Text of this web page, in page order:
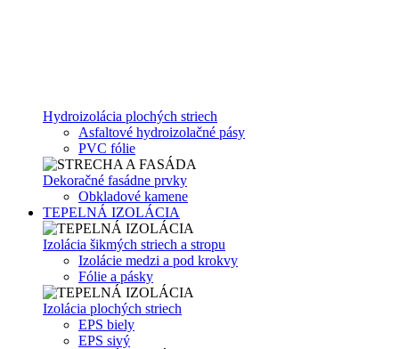
Hydroizolácia plochých striech
Asfaltové hydroizolačné pásy
PVC fólie
Dekoračné fasádne prvky
Obkladové kamene
TEPELNÁ IZOLÁCIA
Izolácia šikmých striech a stropu
Izolácie medzi a pod krokvy
Fólie a pásky
Izolácia plochých striech
EPS biely
EPS sivý